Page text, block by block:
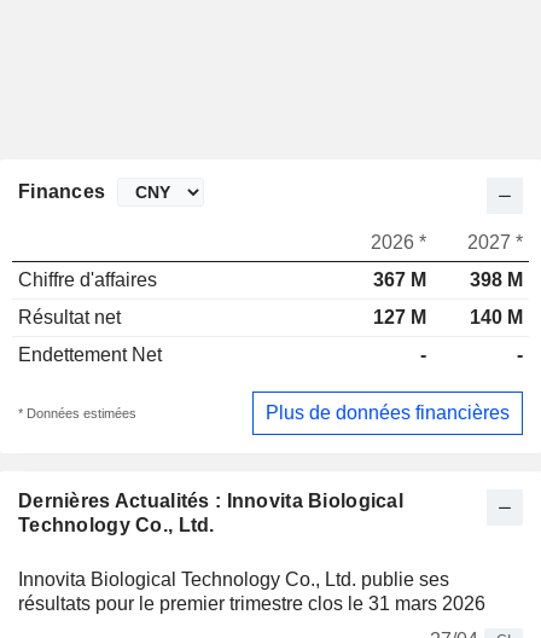
Dernières Actualités : Innovita Biological
Technology Co., Ltd.
Innovita Biological Technology Co., Ltd. publie ses
résultats pour le premier trimestre clos le 31 mars 2026
Finances
2026 *
2027 *
Chiffre d'affaires
367 M
398 M
Résultat net
127 M
140 M
Endettement Net
- -
* Données estimées Plus de données financières